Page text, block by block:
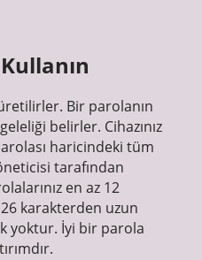
Bir parolanın
belirler. Cihazınız
haricindeki tüm
tarafından
en az 12
karakterden uzun
yoktur. İyi bir parola